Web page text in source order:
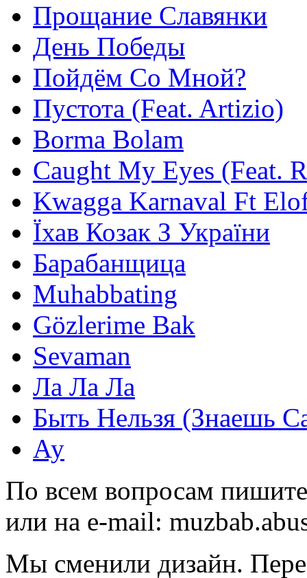
Прощание Славянки
День Победы
Пойдём Со Мной?
Пустота (Feat. Artizio)
Borma Bolam
Caught My Eyes (Feat.
Kwagga Karnaval Ft
Їхав Козак З України
Барабанщица
Muhabbating
Gözlerime Bak
Sevaman
Ла Ла Ла
Быть Нельзя (Знаешь
Ау
По всем вопросам
или на e-mail:
Мы сменили дизайн.